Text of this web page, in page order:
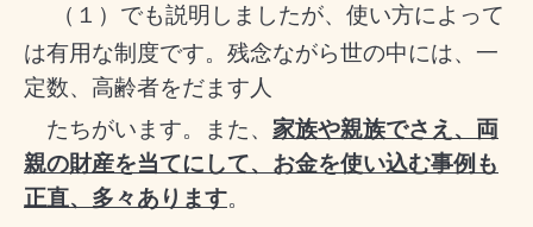
（１）でも説明しましたが、使い方によって
は有用な制度です。残念ながら世の中には、一
定数、高齢者をだます人
たちがいます。また、 家族や親族でさえ、両
親の財産を当てにして、お金を使い込む事例も
正直、多々あります。